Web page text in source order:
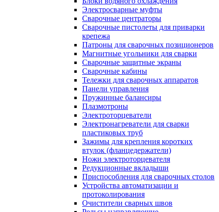
Электросварные муфты
Сварочные центраторы
Сварочные пистолеты для приварки
крепежа
Патроны для сварочных позиционеров
Магнитные угольники для сварки
Сварочные защитные экраны
Сварочные кабины
Тележки для сварочных аппаратов
Панели управления
Пружинные балансиры
Плазмотроны
Электроторцеватели
Электронагреватели для сварки
пластиковых труб
Зажимы для крепления коротких
втулок (фланцедержатели)
Ножи электроторцевателя
Редукционные вкладыши
Приспособления для сварочных столов
Устройства автоматизации и
протоколирования
Очистители сварных швов